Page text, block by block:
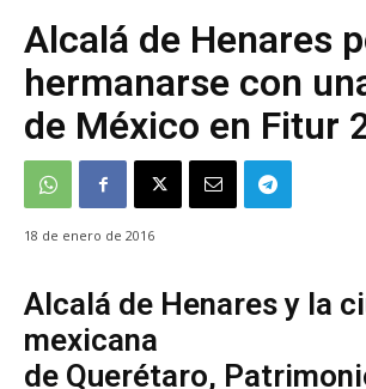
Alcalá de Henares
hermanarse con
de México en Fitur
18 de enero de 2016
Alcalá de Henares y la
mexicana
de Querétaro,